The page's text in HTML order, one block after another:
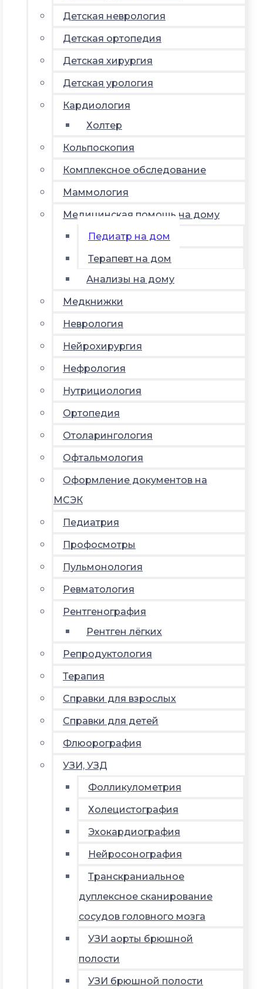
Детская неврология
Детская ортопедия
Детская хирургия
Детская урология
Кардиология
Холтер
Кольпоскопия
Комплексное обследование
Маммология
Медицинская помощь на дому
Педиатр на дом
Терапевт на дом
Анализы на дому
Медкнижки
Неврология
Нейрохирургия
Нефрология
Нутрициология
Ортопедия
Отоларингология
Офтальмология
Оформление документов на
МСЭК
Педиатрия
Профосмотры
Пульмонология
Ревматология
Рентгенография
Рентген лёгких
Репродуктология
Терапия
Справки для взрослых
Справки для детей
Флюорография
УЗИ, УЗД
Фолликулометрия
Холецистография
Эхокардиография
Нейросонография
Транскраниальное
дуплексное сканирование
сосудов головного мозга
УЗИ аорты брюшной
полости
УЗИ брюшной полости